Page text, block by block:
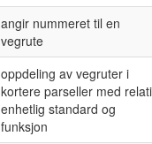
angir nummeret til en
vegrute
oppdeling av vegruter i
kortere parseller med
enhetlig standard og
funksjon